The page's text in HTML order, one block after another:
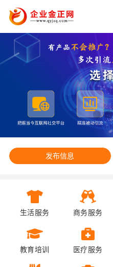
发布信息
生活服务 商务服务
教育培训 医疗服务